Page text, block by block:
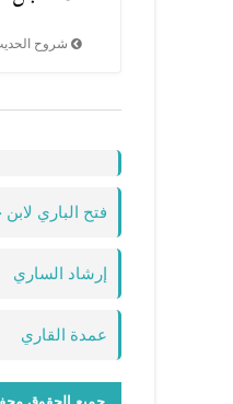
شروح
فتح الباري
إرشاد الساري
عمدة القاري